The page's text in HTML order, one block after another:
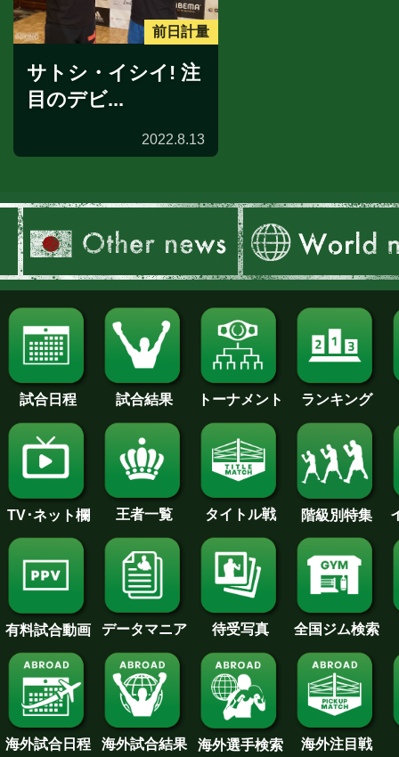
前日計量
サトシ・イシイ! 注
目のデビ...
2022.8.13
試合日程 試合結果 トーナメント ランキング
TV･ネット欄 王者一覧 タイトル戦 階級別特集
有料試合動画 データマニア 待受写真 全国ジム検索
海外試合日程 海外試合結果 海外選手検索 海外注目戦